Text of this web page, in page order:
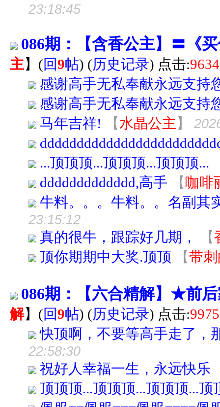
23:18:45
086期：【含香公主】〓《
主】 (回9帖) (历史记录) 点击:9634
感谢高手无私奉献永远支持
感谢高手无私奉献永远支持
马年吉祥!
【水晶公主 】
...顶顶顶...顶顶顶...顶顶顶...
ddddddddddddd,高手
【咖啡
牛料。。。牛料。。名副其
23:15:12
真的很牛，跟踪好几期， 【
顶你期期中大奖.顶顶
【带
086期：【六合精解】★前
解】 (回9帖) (历史记录) 点击:9975
快顶啊，不要等高手走了，
22:58:30
祝好人幸福一生，永远快乐
顶顶顶...顶顶顶...顶顶顶...顶